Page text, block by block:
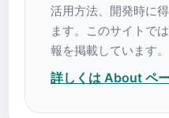
活用方法、開発時に
ます。このサイトで
報を掲載しています。
詳しくは About ペ